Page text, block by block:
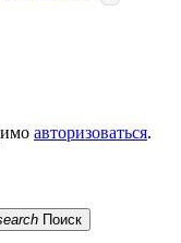
авторизоваться.
Поиск